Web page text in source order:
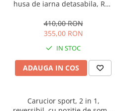
husa de iarna detasabila, Roti
ultracompacta, S1, Caramiziu
410,00 RON
355,00 RON
IN STOC
ADAUGA IN COS
Carucior sport, 2 in 1,